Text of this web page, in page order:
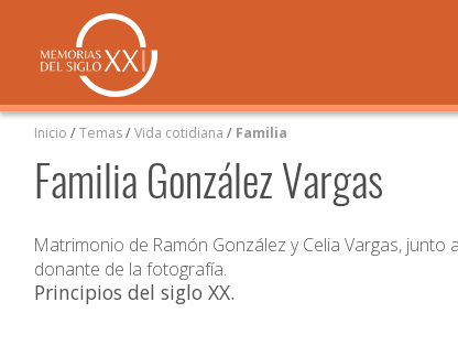
Inicio /Temas/Vida cotidiana/ Familia
Familia González Vargas
Matrimonio de Ramón González y Celia Vargas,
donante de la fotografía.
Principios del siglo XX.